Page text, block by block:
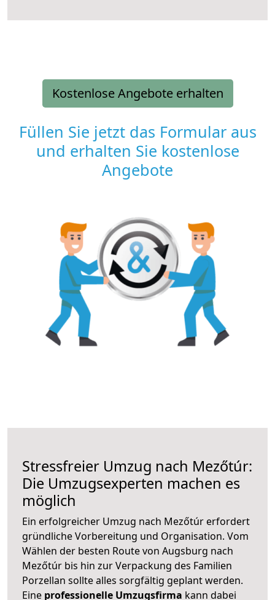
Kostenlose Angebote erhalten
Füllen Sie jetzt das Formular aus
und erhalten Sie kostenlose
Angebote
Stressfreier Umzug nach Mezőtúr:
Die Umzugsexperten machen es
möglich
Ein erfolgreicher Umzug nach Mezőtúr erfordert
gründliche Vorbereitung und Organisation. Vom
Wählen der besten Route von Augsburg nach
Mezőtúr bis hin zur Verpackung des Familien
Porzellan sollte alles sorgfältig geplant werden.
Eine professionelle Umzugsfirma kann dabei